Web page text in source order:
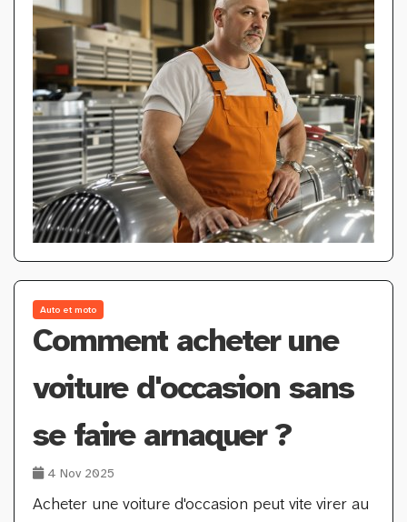
Auto et moto
Comment acheter une
voiture d'occasion sans
se faire arnaquer ?
4 Nov 2025
Acheter une voiture d'occasion peut vite virer au